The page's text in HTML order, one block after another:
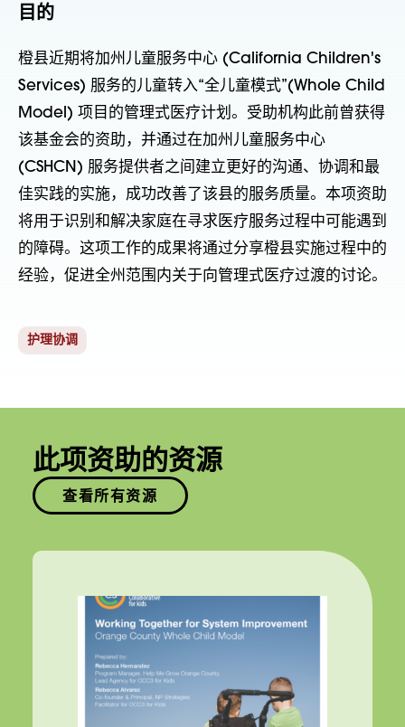
目的
橙县近期将加州儿童服务中心 (California Children's
Services) 服务的儿童转入“全儿童模式”(Whole Child
Model) 项目的管理式医疗计划。受助机构此前曾获得
该基金会的资助，并通过在加州儿童服务中心
(CSHCN) 服务提供者之间建立更好的沟通、协调和最
佳实践的实施，成功改善了该县的服务质量。本项资助
将用于识别和解决家庭在寻求医疗服务过程中可能遇到
的障碍。这项工作的成果将通过分享橙县实施过程中的
经验，促进全州范围内关于向管理式医疗过渡的讨论。
护理协调
此项资助的资源
查看所有资源